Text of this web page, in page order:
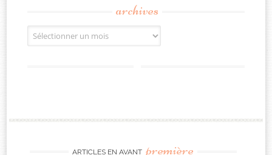
archives
Archives
ARTICLES EN AVANT première